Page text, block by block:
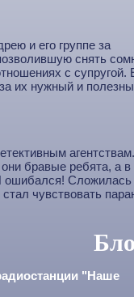
и его группе за
снять
с супругой.
их нужный и
они бравые ребята, а
ошибался! Сложилась
чувствовать
"Наше